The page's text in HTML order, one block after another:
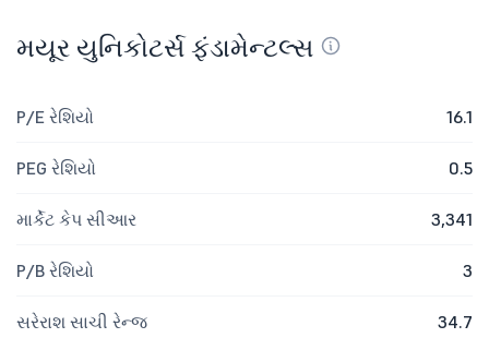
મયૂર યુનિકોટર્સ ફંડામેન્ટલ્સ
P/E રેશિયો 16.1
PEG રેશિયો 0.5
માર્કેટ કેપ સીઆર 3,341
P/B રેશિયો 3
સરેરાશ સાચી રેન્જ 34.7